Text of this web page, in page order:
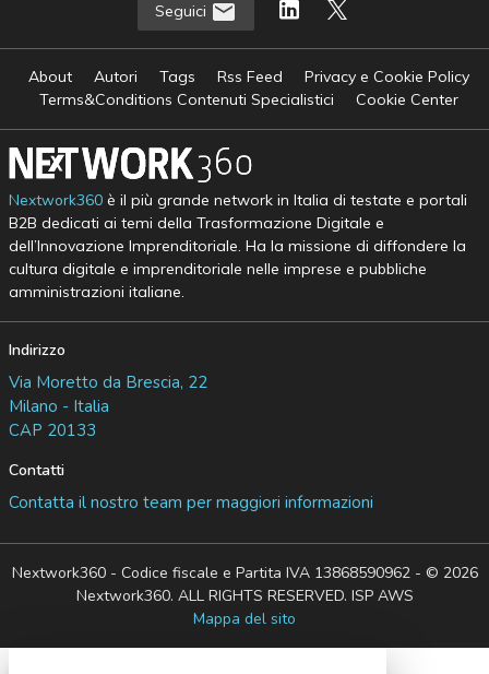
Seguici
About Autori Tags Rss Feed
Privacy e Cookie Policy
Terms&Conditions Contenuti Specialistici
Cookie Center
Nextwork360è il più grande network in Italia di testate e portali
B2B dedicati ai temi della Trasformazione Digitale e
dell’Innovazione Imprenditoriale. Ha la missione di diffondere la
cultura digitale e imprenditoriale nelle imprese e pubbliche
amministrazioni italiane.
Indirizzo
Via Moretto da Brescia, 22
Milano - Italia
CAP 20133
Contatti
Contatta il nostro team per maggiori informazioni
Nextwork360 - Codice fiscale e Partita IVA 13868590962 - © 2026
Nextwork360. ALL RIGHTS RESERVED. ISP AWS
Mappa del sito